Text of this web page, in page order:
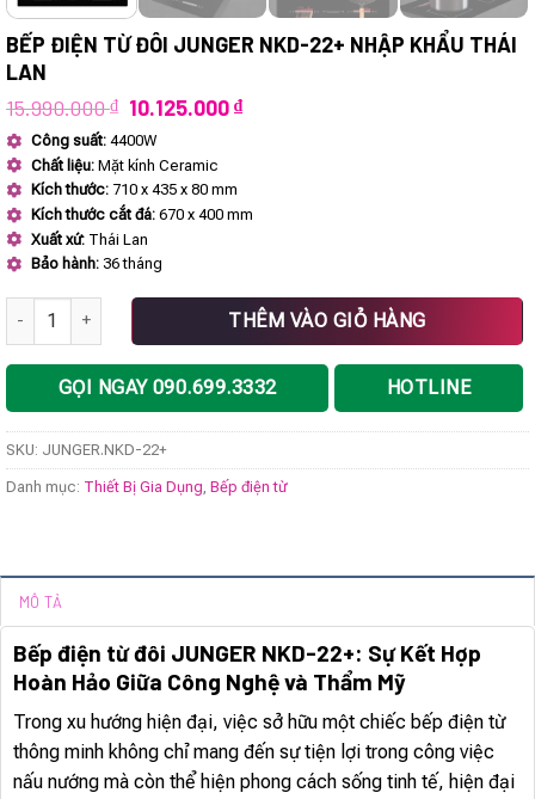
BẾP ĐIỆN TỪ ĐÔI JUNGER NKD-22+ NHẬP KHẨU THÁI
LAN
15.990.000₫ Giá
là:
15.990.000 ₫.
10.125.000₫Giá
Công suất: 4400W
Chất liệu: Mặt kính Ceramic
Kích thước: 710 x 435 x 80 mm
Kích thước cắt đá: 670 x 400 mm
Xuất xứ: Thái Lan
Bảo hành: 36 tháng
Bếp điện từ đôi JUNGER NKD-22+ nhập khẩu Thái Lan số lượng
THÊM VÀO GIỎ HÀNG
GỌI NGAY 090.699.3332 HOTLINE
SKU: JUNGER.NKD-22+
Danh mục: Thiết Bị Gia Dụng Bếp điện từ
MÔ TẢ
Bếp điện từ đôi JUNGER NKD-22+: Sự Kết Hợp
Hoàn Hảo Giữa Công Nghệ và Thẩm Mỹ
Trong xu hướng hiện đại, việc sở hữu một chiếc bếp điện từ
thông minh không chỉ mang đến sự tiện lợi trong công việc
nấu nướng mà còn thể hiện phong cách sống tinh tế, hiện đại